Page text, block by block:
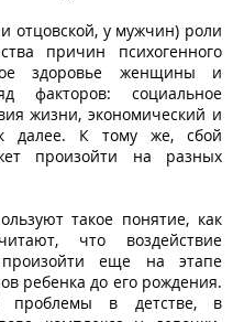
отцовской, у мужчин) роли
причин психогенного
здоровье женщины и
факторов: социальное
жизни, экономический и
далее. К тому же, сбой
произойти на разных
такое понятие, как
что воздействие
еще на этапе
ребенка до его рождения.
проблемы в детстве, в